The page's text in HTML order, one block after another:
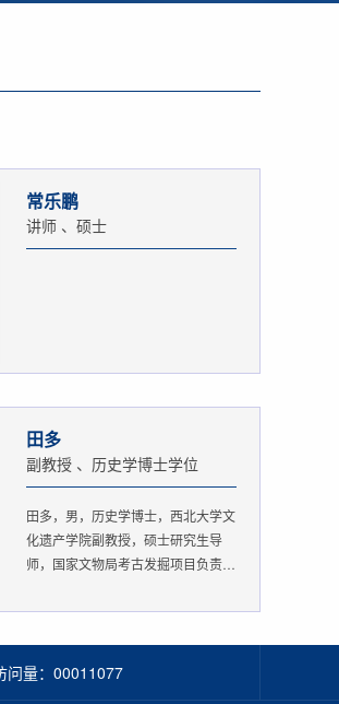
常乐鹏
讲师 、硕士
田多
副教授 、历史学博士学位
田多，男，历史学博士，西北大学文
化遗产学院副教授，硕士研究生导
师，国家文物局考古发掘项目负责
量： 00011077